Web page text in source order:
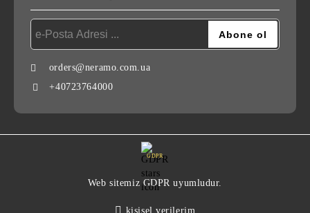
orders@neramo.com.ua
+40723764000
GDPR
Web sitemiz GDPR uyumludur.
kişisel verilerim